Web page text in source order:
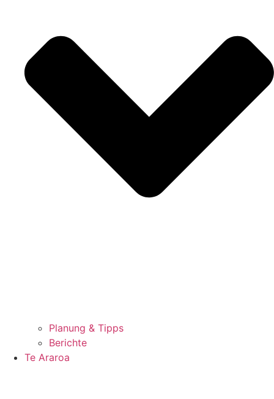
Planung & Tipps
Berichte
Te Araroa